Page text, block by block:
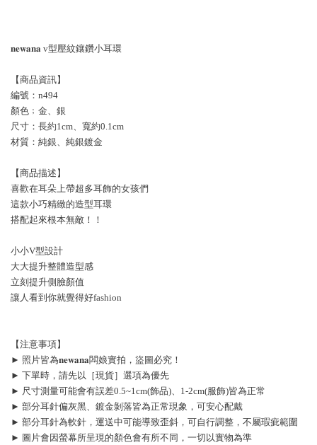
𝐧𝐞𝐰𝐚𝐧𝐚 v型壓紋鑲鑽小耳環
【商品資訊】
編號：n494
顏色﹔金、銀
尺寸：長約1cm、寬約0.1cm
材質：純銀、純銀鍍金
【商品描述】
喜歡在耳朵上帶超多耳飾的女孩們
這款小巧精緻的造型耳環
搭配起來根本無敵！！
小小V型設計
大大提升整體造型感
立刻提升側臉顏值
讓人看到你就覺得好fashion
【注意事項】
► 照片皆為𝐧𝐞𝐰𝐚𝐧𝐚闆娘實拍，盜圖必究！
► 下單時，請先以［現貨］選項為優先
► 尺寸測量可能會有誤差0.5~1cm(飾品)、1-2cm(服飾)皆為正常
► 部分耳針偏灰黑、鍍金剝落皆為正常現象，可安心配戴
► 部分耳針為軟針，運送中可能導致歪斜，可自行調整，不屬瑕疵範圍
► 圖片會因螢幕所呈現的顏色會有所不同，一切以實物為準